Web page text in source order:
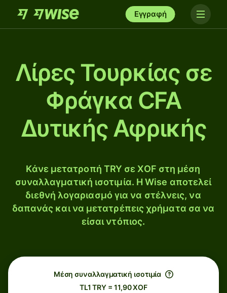
Εγγραφή
Λίρες Τουρκίας σε
Φράγκα CFA
Δυτικής Αφρικής
Κάνε μετατροπή TRY σε XOF στη μέση
συναλλαγματική ισοτιμία. Η Wise αποτελεί
διεθνή λογαριασμό για να στέλνεις, να
δαπανάς και να μετατρέπεις χρήματα σα να
είσαι ντόπιος.
Μέση συναλλαγματική ισοτιμία
TL1 TRY = 11,90 XOF